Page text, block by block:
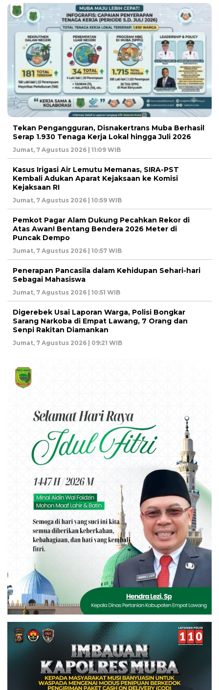
Tekan Pengangguran, Disnakertrans Muba Berhasil
Serap 1.930 Tenaga Kerja Lokal hingga Juli 2026
Jumat, 7 Agustus 2026 | 11:09 WIB
Kasus Irigasi Air Lemutu Memanas, SIRA-PST
Kembali Adukan Aparat Kejaksaan ke Komisi
Kejaksaan RI
Jumat, 7 Agustus 2026 | 10:59 WIB
Pemkot Pagar Alam Dukung Pecahkan Rekor di
Atas Awan! Bentang Bendera 2026 Meter di
Puncak Dempo
Jumat, 7 Agustus 2026 | 10:57 WIB
Penerapan Pancasila dalam Kehidupan Sehari-hari
Sebagai Mahasiswa
Jumat, 7 Agustus 2026 | 10:51 WIB
Digerebek Usai Laporan Warga, Polisi Bongkar
Sarang Narkoba di Empat Lawang, 7 Orang dan
Senpi Rakitan Diamankan
Jumat, 7 Agustus 2026 | 09:21 WIB